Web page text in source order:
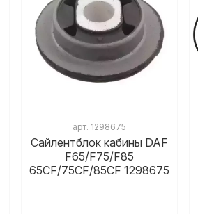
арт. 1298675
Сайлентблок кабины DAF
F65/F75/F85
65CF/75CF/85CF 1298675